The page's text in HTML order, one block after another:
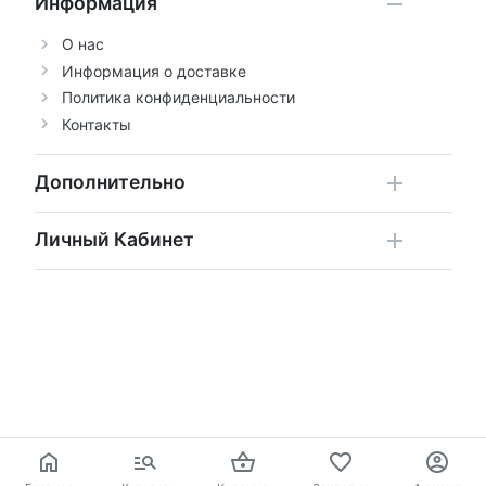
О нас
Информация о доставке
Политика конфиденциальности
Контакты
Дополнительно
Личный Кабинет